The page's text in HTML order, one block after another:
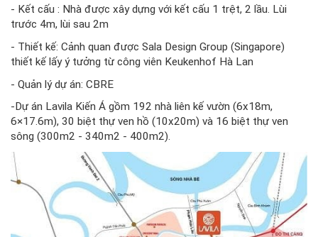
- Kết cấu : Nhà được xây dựng với kết cấu 1 trệt, 2 lầu. Lùi
trước 4m, lùi sau 2m
- Thiết kế: Cảnh quan được Sala Design Group (Singapore)
thiết kế lấy ý tưởng từ công viên Keukenhof Hà Lan
- Quản lý dự án: CBRE
-Dự án Lavila Kiến Á gồm 192 nhà liên kế vườn (6x18m,
6×17.6m), 30 biệt thự ven hồ (10x20m) và 16 biệt thự ven
sông (300m2 - 340m2 - 400m2).